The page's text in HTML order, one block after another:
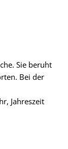
Sie beruht
Bei der
Jahreszeit